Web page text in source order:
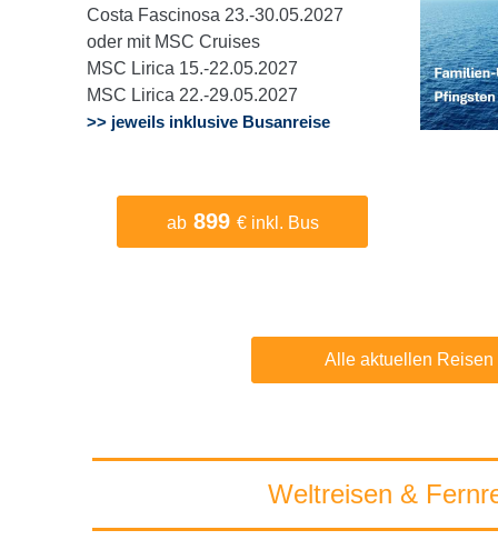
Costa Fascinosa 23.-30.05.2027
oder mit MSC Cruises
MSC Lirica 15.-22.05.2027
MSC Lirica 22.-29.05.2027
>> jeweils inklusive Busanreise
ab899 € inkl. Bus
Alle aktuellen Reisen
Weltreisen &